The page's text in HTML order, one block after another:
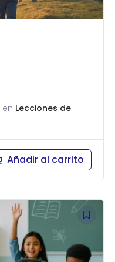
en Lecciones de
Añadir al carrito